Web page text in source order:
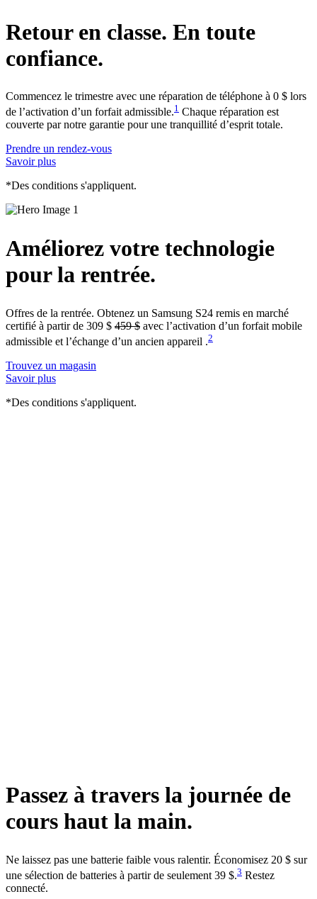
Retour en classe. En toute
confiance.
Commencez le trimestre avec une réparation de téléphone à 0 $ lors
de l’activation d’un forfait admissible.1 Chaque réparation est
couverte par notre garantie pour une tranquillité d’esprit totale.
Prendre un rendez-vous
Savoir plus
*Des conditions s'appliquent.
Améliorez votre technologie
pour la rentrée.
Offres de la rentrée. Obtenez un Samsung S24 remis en marché
certifié à partir de 309 $ 459 $ avec l’activation d’un forfait mobile
admissible et l’échange d’un ancien appareil .2
Trouvez un magasin
Savoir plus
*Des conditions s'appliquent.
Passez à travers la journée de
cours haut la main.
Ne laissez pas une batterie faible vous ralentir. Économisez 20 $ sur
une sélection de batteries à partir de seulement 39 $.3 Restez
connecté.